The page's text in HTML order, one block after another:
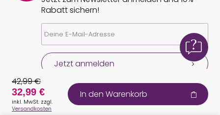
Rabatt sichern!
Jetzt anmelden
42,99 €
32,99 €
inkl. MwSt. zzgl.
Versandkosten
In den Warenkorb